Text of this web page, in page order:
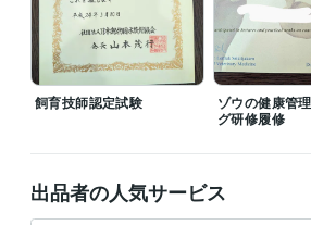
診療施設管理者:3年
麻酔銃所持:14年
得意分野
住まい・美容・生活相談 ペットの健康管理
獣医療ペット
英語 日常会話レベル
飼育技師認定試験
ゾウの健康管
グ研修履修
出品者の人気サービス